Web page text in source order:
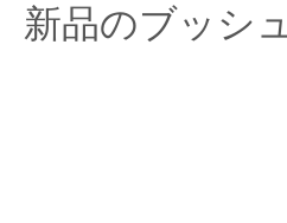
新品のブッシ